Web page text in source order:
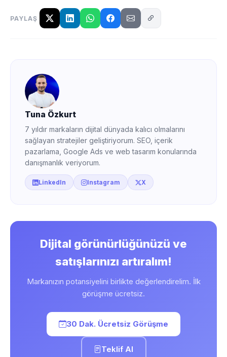
PAYLAŞ
Tuna Özkurt
7 yıldır markaların dijital dünyada kalıcı olmalarını
sağlayan stratejiler geliştiriyorum. SEO, içerik
pazarlama, Google Ads ve web tasarım konularında
danışmanlık veriyorum.
LinkedIn Instagram X
Dijital görünürlüğünüzü ve
satışlarınızı artıralım!
Markanızın potansiyelini birlikte değerlendirelim. İlk
görüşme ücretsiz.
30 Dak. Ücretsiz Görüşme
Teklif Al